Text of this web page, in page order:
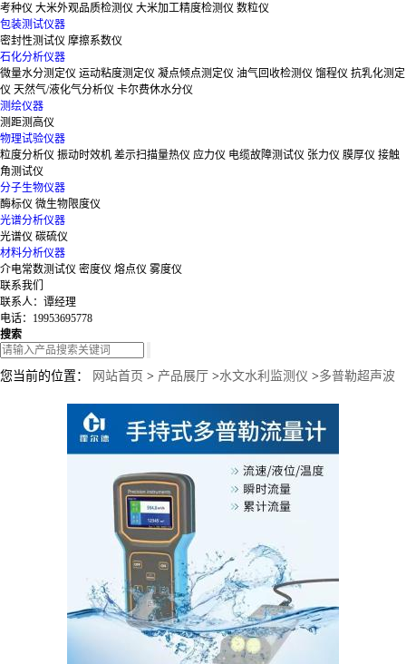
考种仪 大米外观品质检测仪 大米加工精度检测仪 数粒仪
包装测试仪器
密封性测试仪 摩擦系数仪
石化分析仪器
微量水分测定仪 运动粘度测定仪 凝点倾点测定仪 油气回收检测仪 馏程仪 抗乳化测定
仪 天然气/液化气分析仪 卡尔费休水分仪
测绘仪器
测距测高仪
物理试验仪器
粒度分析仪 振动时效机 差示扫描量热仪 应力仪 电缆故障测试仪 张力仪 膜厚仪 接触
角测试仪
分子生物仪器
酶标仪 微生物限度仪
光谱分析仪器
光谱仪 碳硫仪
材料分析仪器
介电常数测试仪 密度仪 熔点仪 雾度仪
联系我们
联系人：谭经理
电话：19953695778
搜索
您当前的位置： 网站首页 > 产品展厅 >水文水利监测仪 >多普勒超声波